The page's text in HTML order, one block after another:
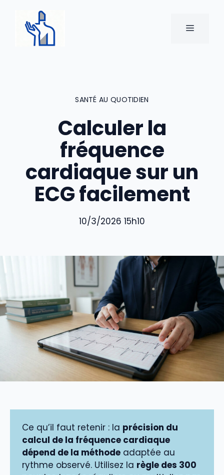
contenu
MENU
SANTÉ AU QUOTIDIEN
Calculer la
fréquence
cardiaque sur un
ECG facilement
10/3/2026 15h10
Ce qu’il faut retenir : la précision du
calcul de la fréquence cardiaque
dépend de la méthode adaptée au
rythme observé. Utilisez la règle des 300